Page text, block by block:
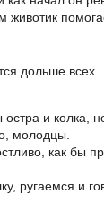
дольше всех.
и колка,
молодцы.
как бы
ругаемся и